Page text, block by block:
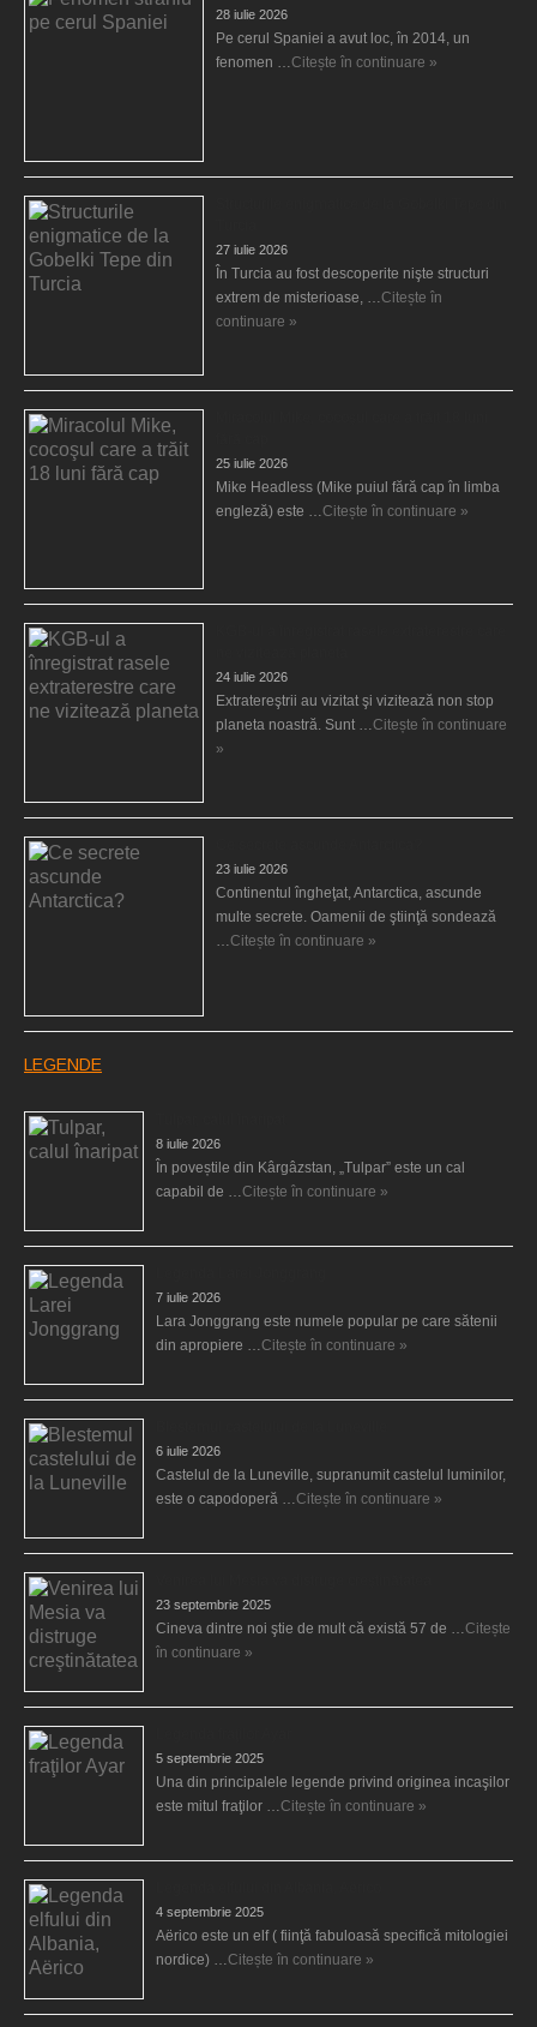
28 iulie 2026
Pe cerul Spaniei a avut loc, în 2014, un
fenomen …Citește în continuare »
27 iulie 2026
În Turcia au fost descoperite nişte structuri
extrem de misterioase, …Citește în
continuare »
25 iulie 2026
Mike Headless (Mike puiul fără cap în limba
engleză) este …Citește în continuare »
24 iulie 2026
Extratereştrii au vizitat şi vizitează non stop
planeta noastră. Sunt …Citește în continuare
»
23 iulie 2026
Continentul îngheţat, Antarctica, ascunde
multe secrete. Oamenii de ştiinţă sondează
…Citește în continuare »
LEGENDE
8 iulie 2026
În poveștile din Kârgâzstan, „Tulpar” este un cal
capabil de …Citește în continuare »
7 iulie 2026
Lara Jonggrang este numele popular pe care sătenii
din apropiere …Citește în continuare »
6 iulie 2026
Castelul de la Luneville, supranumit castelul luminilor,
este o capodoperă …Citește în continuare »
23 septembrie 2025
Cineva dintre noi ştie de mult că există 57 de …Citește
în continuare »
5 septembrie 2025
Una din principalele legende privind originea incaşilor
este mitul fraţilor …Citește în continuare »
4 septembrie 2025
Aërico este un elf ( fiinţă fabuloasă specifică mitologiei
nordice) …Citește în continuare »